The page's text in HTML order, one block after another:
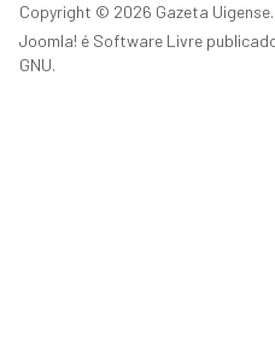
Copyright © 2026 Gazeta
Joomla! é Software Livre
GNU.